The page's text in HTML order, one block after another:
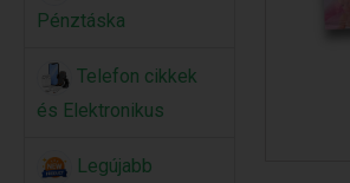
Pénztáska
Telefon cikkek
és Elektronikus
Legújabb